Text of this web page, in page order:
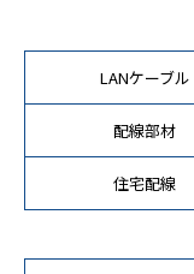
LANケーブル
配線部材
住宅配線